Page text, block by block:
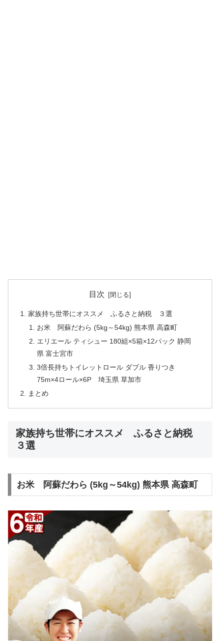
目次
家族持ち世帯にオススメ ふるさと納税 ３選
お米 阿蘇だわら (5kg～54kg) 熊本県 高森町
エリエール ティシュー 180組×5箱×12パック 静岡
県 富士宮市
3倍長持ちトイレットロール ダブル 香りつき
75m×4ロール×6P 埼玉県 草加市
まとめ
家族持ち世帯にオススメ ふるさと納税
３選
お米 阿蘇だわら (5kg～54kg) 熊本県 高森町